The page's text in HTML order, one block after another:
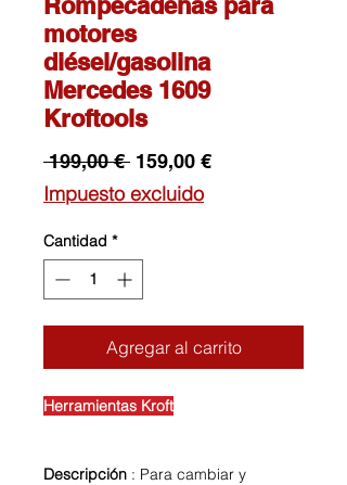
motores
diésel/gasolina
Mercedes 1609
Kroftools
199,00 € Precio
159,00 €Precio
Impuesto excluido
Cantidad *
Agregar al carrito
Herramientas Kroft
Descripción : Para cambiar y